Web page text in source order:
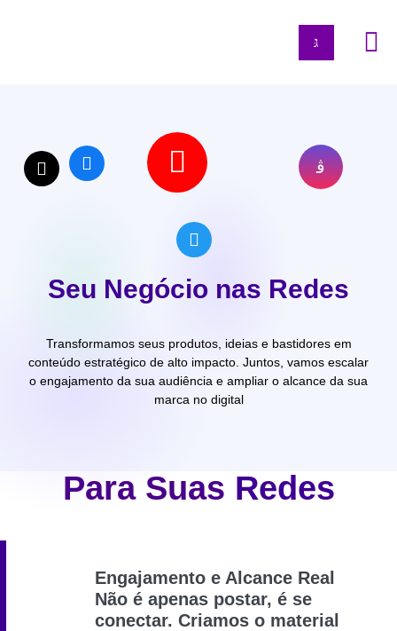
Seu Negócio nas Redes
Transformamos seus produtos, ideias e bastidores em
conteúdo estratégico de alto impacto. Juntos, vamos escalar
o engajamento da sua audiência e ampliar o alcance da sua
marca no digital
Para Suas Redes
Engajamento e Alcance Real
Não é apenas postar, é se
conectar. Criamos o material